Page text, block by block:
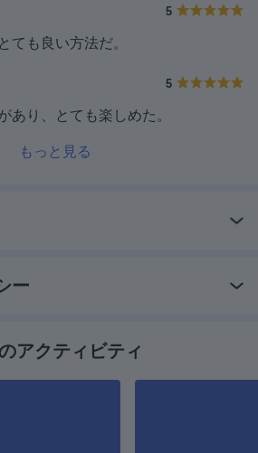
5
ても良い方法だ。
5
あり、とても楽しめた。
もっと見る
ー
アクティビティ